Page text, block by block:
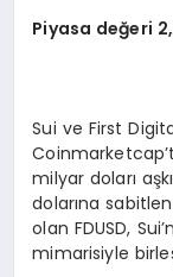
Piyasa değeri
Sui ve First
milyar doları
dolarına
olan FDUSD,
mimarisiyle